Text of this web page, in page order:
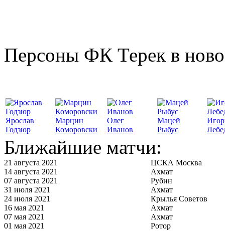
Персоны ФК Терек в
Ярослав
Годзюр
Марцин
Коморовски
Олег
Иванов
Мацей
Рыбус
Ближайшие матчи:
21 августа 2021
ЦСКА Москва
14 августа 2021
Ахмат
07 августа 2021
Рубин
31 июля 2021
Ахмат
24 июля 2021
Крылья Советов
16 мая 2021
Ахмат
07 мая 2021
Ахмат
01 мая 2021
Ротор